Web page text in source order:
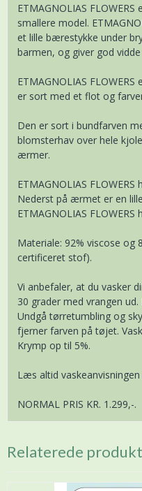
ETMAGNOLIAS
smallere model.
et lille bærestykke under
barmen, og giver god
ETMAGNOLIAS
er sort med et flot og
Den er sort i bundfarven
blomsterhav over hele
ærmer.
ETMAGNOLIAS
Nederst på ærmet er en
ETMAGNOLIAS
Materiale: 92% viscose og
certificeret stof).
Vi anbefaler, at du vasker
30 grader med vrangen
Undgå tørretumbling og
fjerner farven på tøjet.
Krymp op til 5%.
Læs altid
NORMAL PRIS KR. 1.299,-.
Relaterede